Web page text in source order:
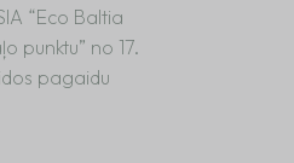
“Eco Baltia
punktu” no 17.
pagaidu